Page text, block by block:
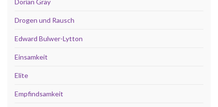
Dorian Gray
Drogen und Rausch
Edward Bulwer-Lytton
Einsamkeit
Elite
Empfindsamkeit